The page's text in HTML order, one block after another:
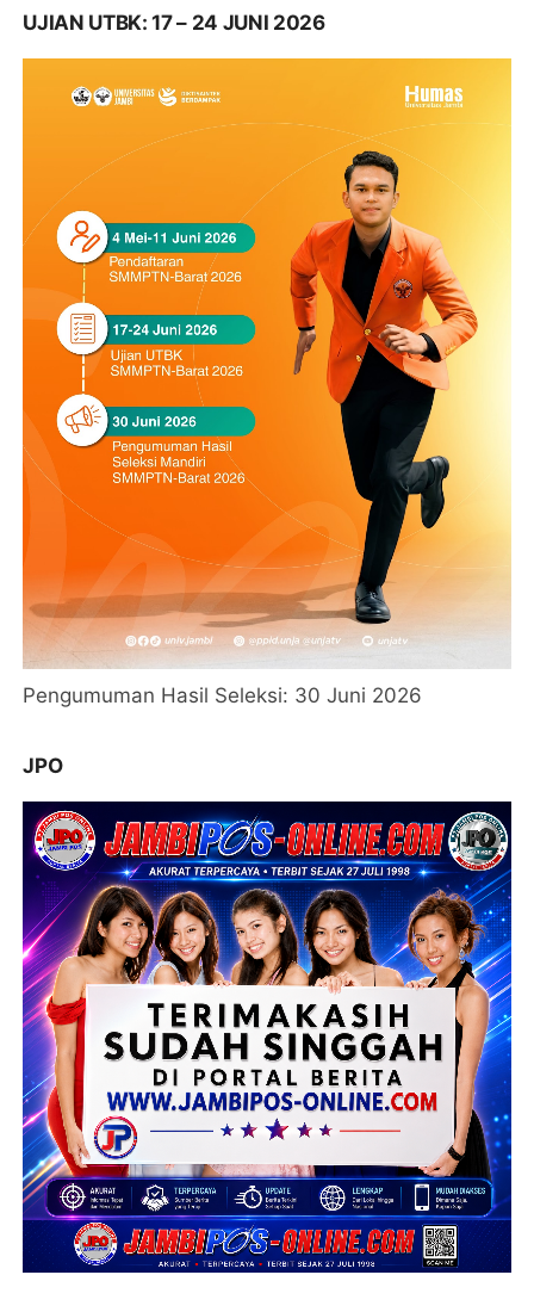
UJIAN UTBK: 17 – 24 JUNI 2026
Pengumuman Hasil Seleksi: 30 Juni 2026
JPO